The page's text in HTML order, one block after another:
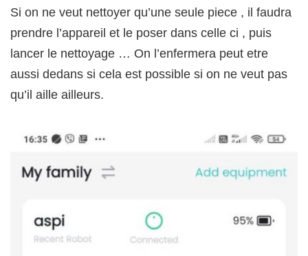
Si on ne veut nettoyer qu’une seule piece , il faudra
prendre l’appareil et le poser dans celle ci , puis
lancer le nettoyage … On l’enfermera peut etre
aussi dedans si cela est possible si on ne veut pas
qu’il aille ailleurs.